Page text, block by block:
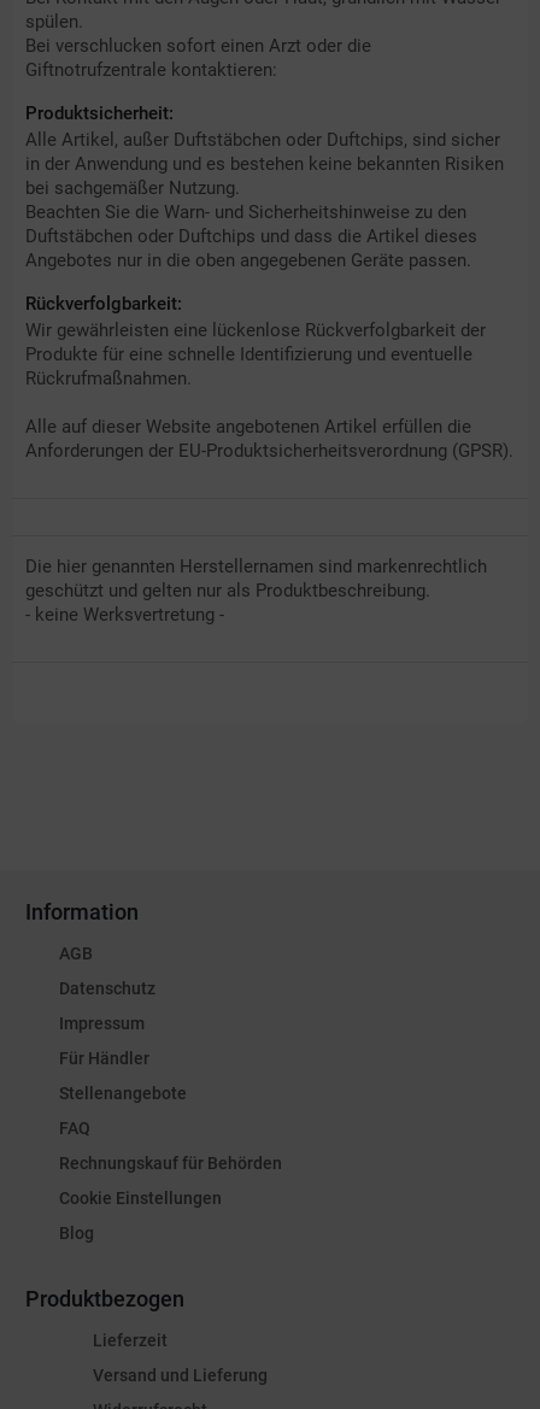
spülen.
Bei verschlucken sofort einen Arzt oder die
Giftnotrufzentrale kontaktieren:
Produktsicherheit:
Alle Artikel, außer Duftstäbchen oder Duftchips, sind sicher
in der Anwendung und es bestehen keine bekannten Risiken
bei sachgemäßer Nutzung.
Beachten Sie die Warn- und Sicherheitshinweise zu den
Duftstäbchen oder Duftchips und dass die Artikel dieses
Angebotes nur in die oben angegebenen Geräte passen.
Rückverfolgbarkeit:
Wir gewährleisten eine lückenlose Rückverfolgbarkeit der
Produkte für eine schnelle Identifizierung und eventuelle
Rückrufmaßnahmen.
Alle auf dieser Website angebotenen Artikel erfüllen die
Anforderungen der EU-Produktsicherheitsverordnung (GPSR).
Die hier genannten Herstellernamen sind markenrechtlich
geschützt und gelten nur als Produktbeschreibung.
- keine Werksvertretung -
Information
AGB
Datenschutz
Impressum
Für Händler
Stellenangebote
FAQ
Rechnungskauf für Behörden
Cookie Einstellungen
Blog
Produktbezogen
Lieferzeit
Versand und Lieferung